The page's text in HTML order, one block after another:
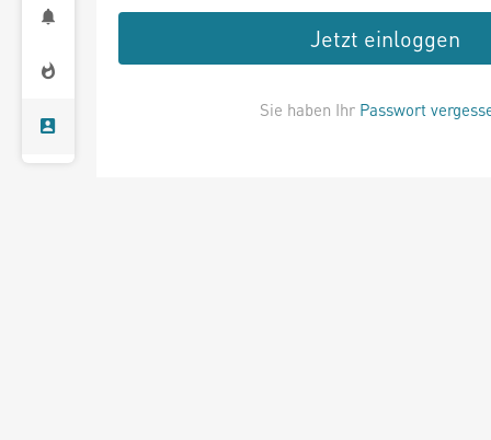
Jetzt einloggen
Sie haben Ihr Passwort